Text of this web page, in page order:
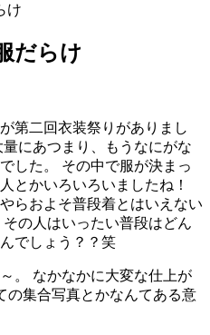
け
だらけ
第二回衣装祭りがありまし
にあつまり、もうなにがな
した。 その中で服が決まっ
とかいろいろいましたね！
らおよそ普段着とはいえない
の人はいったい普段はどん
でしょう？？笑
。 なかなかに大変な仕上が
の集合写真とかなんてある意